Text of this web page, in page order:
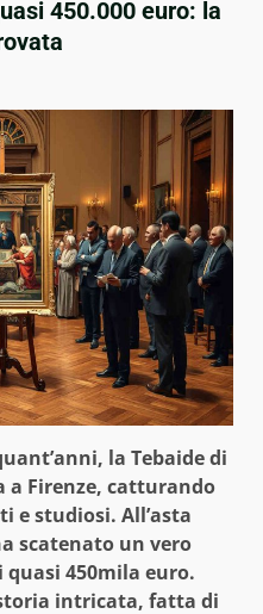
450.000 euro: la
la Tebaide di
a Firenze, catturando
e studiosi. All’asta
scatenato un vero
450mila euro.
intricata, fatta di